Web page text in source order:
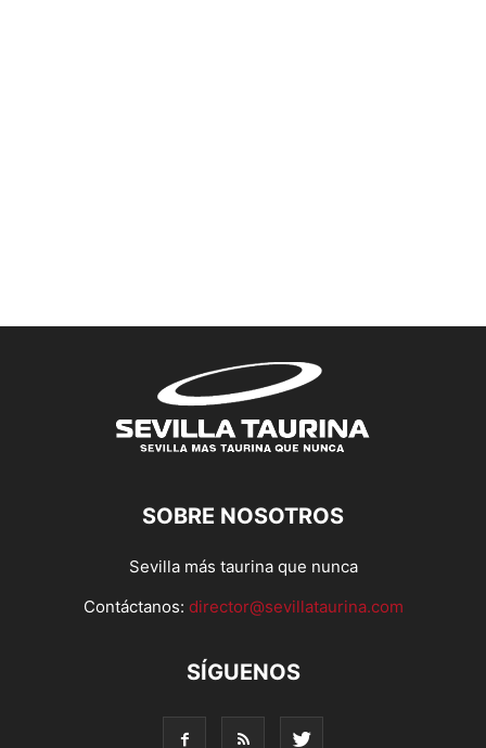
SOBRE NOSOTROS
Sevilla más taurina que nunca
Contáctanos: director@sevillataurina.com
SÍGUENOS